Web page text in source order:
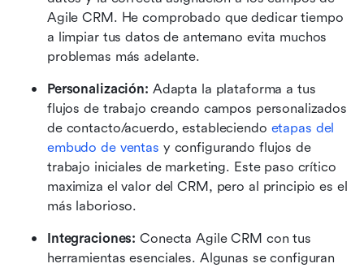
Agile CRM. He comprobado que dedicar tiempo
a limpiar tus datos de antemano evita muchos
problemas más adelante.
Personalización: Adapta la plataforma a tus
flujos de trabajo creando campos personalizados
de contacto/acuerdo, estableciendo etapas del
embudo de ventas y configurando flujos de
trabajo iniciales de marketing. Este paso crítico
maximiza el valor del CRM, pero al principio es el
más laborioso.
Integraciones: Conecta Agile CRM con tus
herramientas esenciales. Algunas se configuran